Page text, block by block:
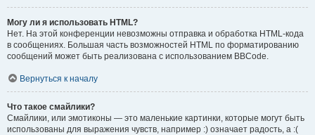
Могу ли я использовать HTML?
Нет. На этой конференции невозможны отправка и обработка HTML-кода
в сообщениях. Большая часть возможностей HTML по форматированию
сообщений может быть реализована с использованием BBCode.
Вернуться к началу
Что такое смайлики?
Смайлики, или эмотиконы — это маленькие картинки, которые могут быть
использованы для выражения чувств, например :) означает радость, а :(